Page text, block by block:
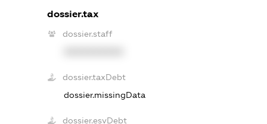
dossier.tax
dossier.staff
dossier.taxDebt
dossier.missingData
dossier.esvDebt